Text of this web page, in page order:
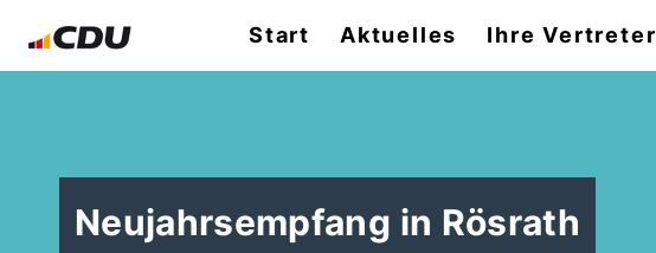
Start Aktuelles Ihre Vertreter
Neujahrsempfang in Rösrath